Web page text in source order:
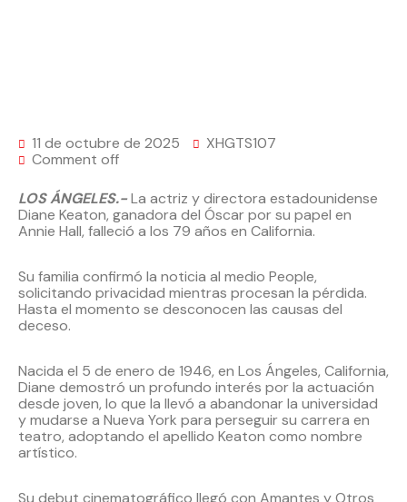
11 de octubre de 2025
XHGTS107
Comment off
LOS ÁNGELES.-La actriz y directora estadounidense
Diane Keaton, ganadora del Óscar por su papel en
Annie Hall, falleció a los 79 años en California.
Su familia confirmó la noticia al medio People,
solicitando privacidad mientras procesan la pérdida.
Hasta el momento se desconocen las causas del
deceso.
Nacida el 5 de enero de 1946, en Los Ángeles, California,
Diane demostró un profundo interés por la actuación
desde joven, lo que la llevó a abandonar la universidad
y mudarse a Nueva York para perseguir su carrera en
teatro, adoptando el apellido Keaton como nombre
artístico.
Su debut cinematográfico llegó con Amantes y Otros